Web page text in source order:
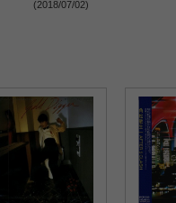
(2018/07/02)